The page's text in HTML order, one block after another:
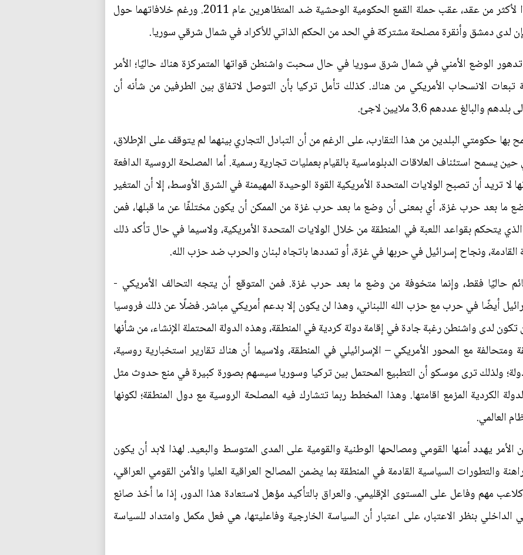
السياسية في المنطقة، بعدما ظل منبوذًا لأكثر من عقد، عقب حملة القمع الحكومية الوحشية ضد المتظاهرين عام 2011. ورغم خلافاتهما حول
لدى دمشق وأنقرة مصلحة مشتركة في الحد من الحكم الذاتي للأكراد في شمال شرقي سوريا.
تدهور الوضع الأمني في شمال شرق سوريا في حال سحبت واشنطن قواتها المتمركزة هناك حاليًا؛ الأمر
تبعات الانسحاب الأمريكي من هناك. كذلك تأمل تركيا بأن التوصل لاتفاق بين الطرفين من شأنه أن
عددهم 3.6 ملايين لاجئ.
حكومتي البلدين من هذا التقارب، على الرغم من أن التبادل التجاري بينهما لم يتوقف على الإطلاق،
يسمح استئناف العلاقات الدبلوماسية بالقيام بعمليات تجارية رسمية. أما المصلحة الروسية الدافعة
لا تريد أن تصبح الولايات المتحدة الأمريكية القوة الوحيدة المهيمنة في الشرق الأوسط، إلا أن المتغير
ما بعد حرب غزة، أي بمعنى أن وضع ما بعد حرب غزة من الممكن أن يكون مختلفًا عن ما قبلها، فمن
يتحكم بقواعد اللعبة في المنطقة من خلال الولايات المتحدة الأمريكية، ولاسيما في حال تأكد ذلك
القادمة، ونجاح إسرائيل في حربها في غزة، أو تمددها باتجاه لبنان والحرب ضد حزب الله.
حاليًا فقط، وإنما متخوفة من وضع ما بعد حرب غزة. فمن المتوقع أن يتجه التحالف الأمريكي -
أيضًا في حرب مع حزب الله اللبناني، وهذا لن يكون إلا بدعم أمريكي مباشر. فضلًا عن ذلك فروسيا
لدى واشنطن رغبة جادة في إقامة دولة كردية في المنطقة، وهذه الدولة المحتملة الإنشاء، من شأنها
مع المحور الأمريكي – الإسرائيلي في المنطقة، ولاسيما أن هناك تقارير استخبارية روسية،
ولذلك ترى موسكو أن التطبيع المحتمل بين تركيا وسوريا سيسهم بصورة كبيرة في منع حدوث مثل
الكردية المزمع اقامتها. وهذا المخطط ربما تتشارك فيه المصلحة الروسية مع دول المنطقة؛ لكونها
العالمي.
الأمر يهدد أمنها القومي ومصالحها الوطنية والقومية على المدى المتوسط والبعيد. لهذا لابد أن يكون
والتطورات السياسية القادمة في المنطقة بما يضمن المصالح العراقية العليا والأمن القومي العراقي،
مهم وفاعل على المستوى الإقليمي. والعراق بالتأكيد مؤهل لاستعادة هذا الدور، إذا ما أخذ صانع
الداخلي بنظر الاعتبار، على اعتبار أن السياسة الخارجية وفاعليتها، هي فعل مكمل وامتداد للسياسة